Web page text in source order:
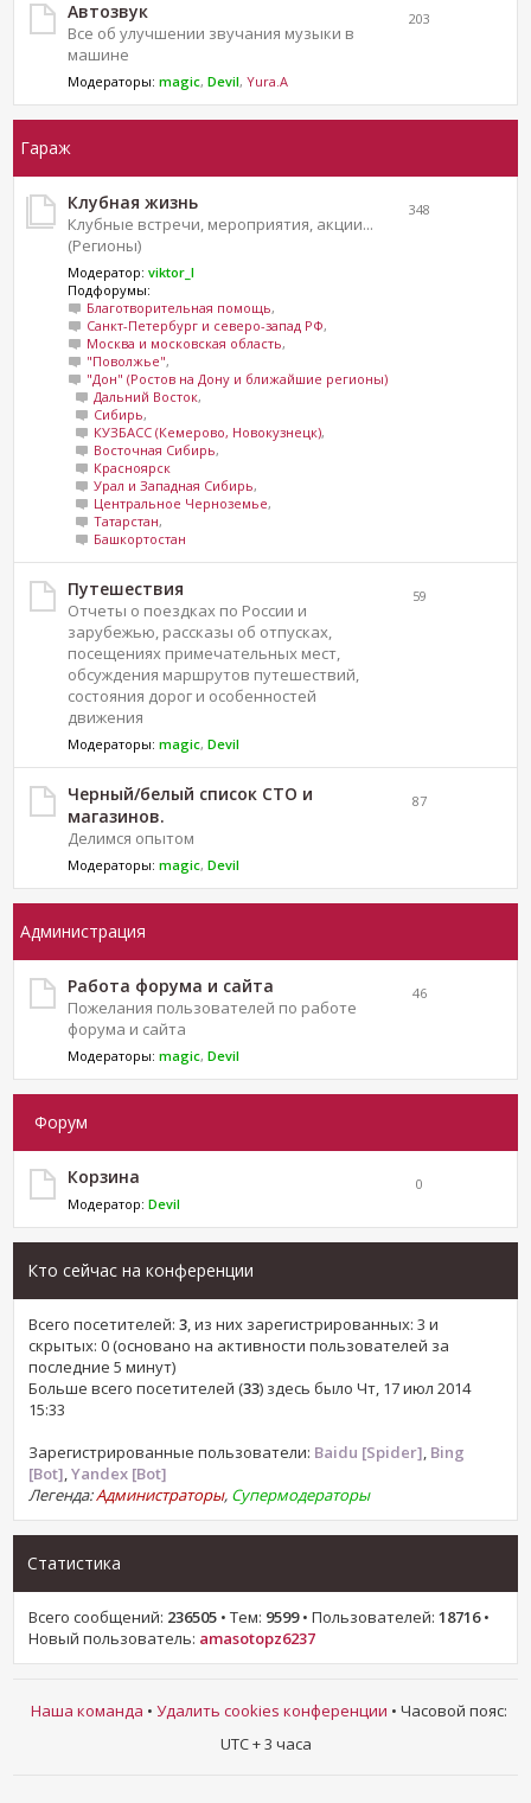
Автозвук
Все об улучшении звучания музыки в
машине
Модераторы: magic,Devil,Yura.A
203
Гараж
Клубная жизнь
Клубные встречи, мероприятия, акции...
(Регионы)
Модератор: viktor_l
Подфорумы:
Благотворительная помощь,
Санкт-Петербург и северо-запад РФ,
Москва и московская область,
"Поволжье",
"Дон" (Ростов на Дону и ближайшие регионы)
Дальний Восток,
Сибирь,
КУЗБАСС (Кемерово, Новокузнецк),
Восточная Сибирь,
Красноярск
Урал и Западная Сибирь,
Центральное Черноземье,
Татарстан,
Башкортостан
348
Путешествия
Отчеты о поездках по России и
зарубежью, рассказы об отпусках,
посещениях примечательных мест,
обсуждения маршрутов путешествий,
состояния дорог и особенностей
движения
Модераторы: magic,Devil
59
Черный/белый список СТО и
магазинов.
Делимся опытом
Модераторы: magic,Devil
87
Администрация
Работа форума и сайта
Пожелания пользователей по работе
форума и сайта
Модераторы: magic,Devil
46
Форум
Корзина
Модератор: Devil
0
Кто сейчас на конференции
Всего посетителей:3, из них зарегистрированных: 3 и
скрытых: 0 (основано на активности пользователей за
последние 5 минут)
Больше всего посетителей (33) здесь было Чт, 17 июл 2014
15:33
Зарегистрированные пользователи: Baidu [Spider], Bing
[Bot],Yandex [Bot]
Легенда:Администраторы, Супермодераторы
Статистика
Всего сообщений: 236505 • Тем: 9599• Пользователей:18716•
Новый пользователь: amasotopz6237
Наша команда • Удалить cookies конференции • Часовой пояс:
UTC + 3 часа